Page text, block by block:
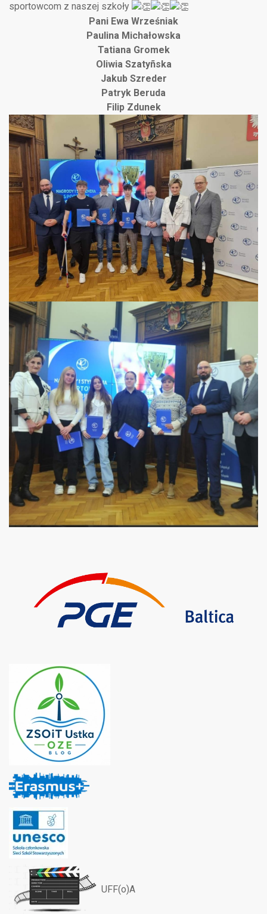
sportowcom z naszej szkoły
Pani Ewa Wrześniak
Paulina Michałowska
Tatiana Gromek
Oliwia Szatyñska
Jakub Szreder
Patryk Beruda
Filip Zdunek
UFF(o)A